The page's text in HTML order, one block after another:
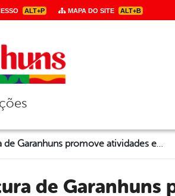
ALT+P MAPA DO SITE ALT+B
Prefeitura de Garanhuns promove atividades em alusão ao Dia da Consciência Negra